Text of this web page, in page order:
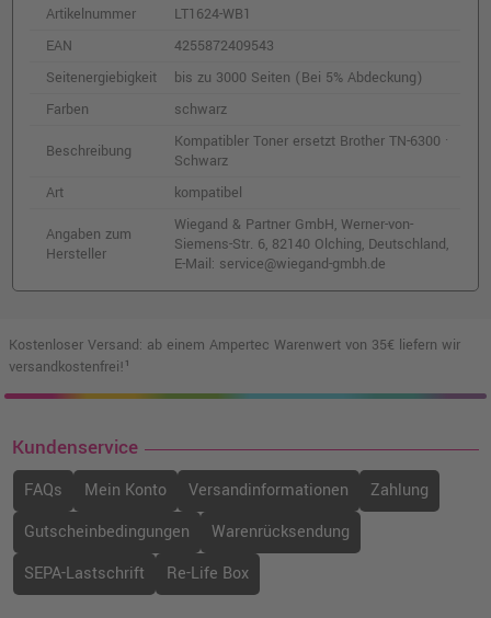
Artikelnummer
LT1624-WB1
EAN
4255872409543
Seitenergiebigkeit
bis zu 3000 Seiten (Bei 5% Abdeckung)
Farben
schwarz
Beschreibung
Kompatibler Toner ersetzt Brother TN-6300 ·
Schwarz
Art
kompatibel
Angaben zum
Hersteller
Wiegand & Partner GmbH, Werner-von-
Siemens-Str. 6, 82140 Olching, Deutschland,
E-Mail: service@wiegand-gmbh.de
Kostenloser Versand: ab einem Ampertec Warenwert von 35€ liefern wir
versandkostenfrei!¹
Kundenservice
FAQs Mein Konto Versandinformationen
Zahlung
Gutscheinbedingungen
Warenrücksendung
SEPA-Lastschrift
Re-Life Box